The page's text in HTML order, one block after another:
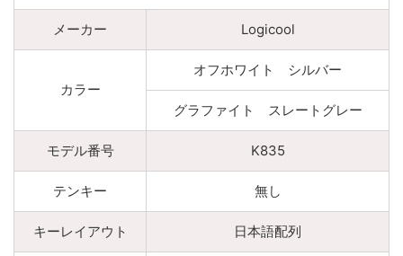
メーカー Logicool
カラー
オフホワイト シルバー
グラファイト スレートグレー
モデル番号 K835
テンキー 無し
キーレイアウト 日本語配列